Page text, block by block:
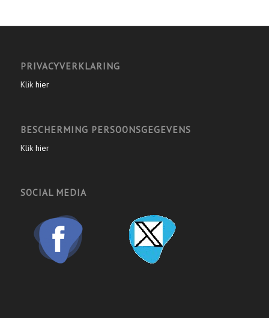
PRIVACYVERKLARING
Klik hier
BESCHERMING PERSOONSGEGEVENS
Klik hier
SOCIAL MEDIA